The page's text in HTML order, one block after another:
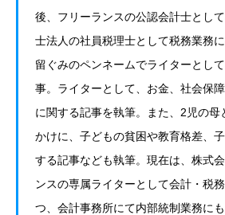
後、フリーランスの公認会計士とし
士法人の社員税理士として税務業務
留ぐみのペンネームでライターとし
事。ライターとして、お金、社会保
に関する記事を執筆。また、2児の母
かけに、子どもの貧困や教育格差、
する記事なども執筆。現在は、株式
ンスの専属ライターとして会計・税
つ、会計事務所にて内部統制業務に